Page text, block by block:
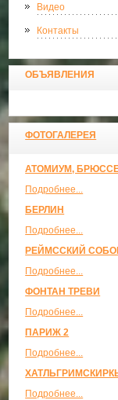
Видео
Контакты
ОБЪЯВЛЕНИЯ
ФОТОГАЛЕРЕЯ
АТОМИУМ,
Подробнее...
БЕРЛИН
Подробнее...
РЕЙМССКИЙ
Подробнее...
ФОНТАН ТРЕВИ
Подробнее...
ПАРИЖ 2
Подробнее...
Подробнее...